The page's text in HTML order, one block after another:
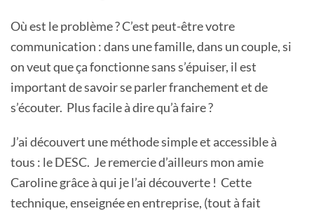
Où est le problème ? C’est peut-être votre
communication : dans une famille, dans un couple, si
on veut que ça fonctionne sans s’épuiser, il est
important de savoir se parler franchement et de
s’écouter. Plus facile à dire qu’à faire ?
J’ai découvert une méthode simple et accessible à
tous : le DESC. Je remercie d’ailleurs mon amie
Caroline grâce à qui je l’ai découverte ! Cette
technique, enseignée en entreprise, (tout à fait